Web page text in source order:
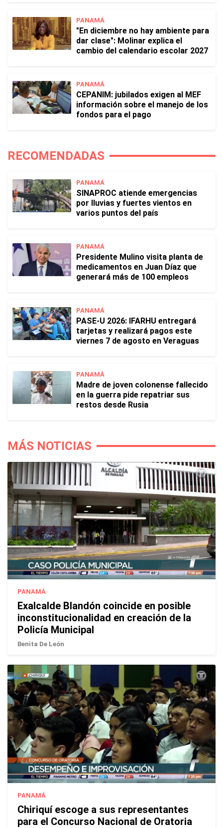
PANAMÁ
"En diciembre no hay ambiente para
dar clase": Molinar explica el
cambio del calendario escolar 2027
PANAMÁ
CEPANIM: jubilados exigen al MEF
información sobre el manejo de los
fondos para el pago
RECOMENDADAS
PANAMÁ
SINAPROC atiende emergencias
por lluvias y fuertes vientos en
varios puntos del país
PANAMÁ
Presidente Mulino visita planta de
medicamentos en Juan Díaz que
generará más de 100 empleos
PANAMÁ
PASE-U 2026: IFARHU entregará
tarjetas y realizará pagos este
viernes 7 de agosto en Veraguas
PANAMÁ
Madre de joven colonense fallecido
en la guerra pide repatriar sus
restos desde Rusia
MÁS NOTICIAS
PANAMÁ
Exalcalde Blandón coincide en posible
inconstitucionalidad en creación de la
Policía Municipal
Benita De León
PANAMÁ
Chiriquí escoge a sus representantes
para el Concurso Nacional de Oratoria